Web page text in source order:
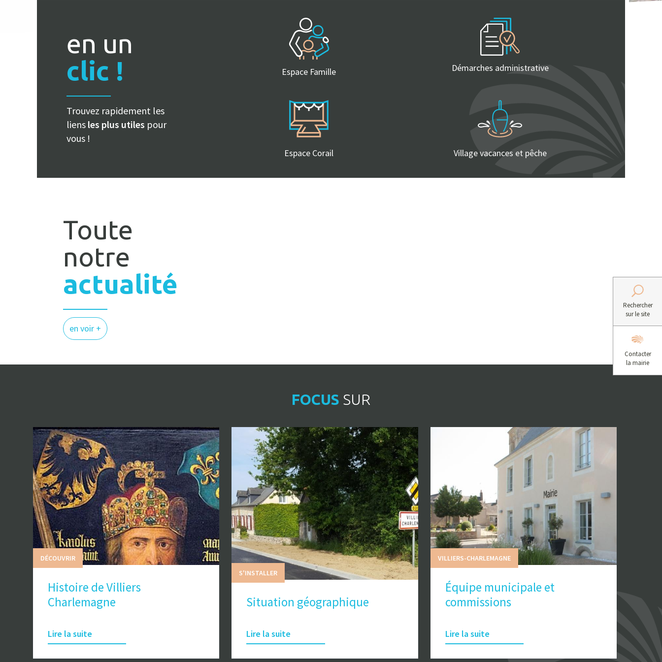
en un
clic !
Trouvez rapidement les
liens les plus utiles pour
vous !
Espace Famille Démarches administrative
Espace Corail Village vacances et pêche
Toute
notre
actualité
en voir +
FOCUS SUR
DÉCOUVRIR
Histoire de Villiers
Charlemagne
Lire la suite
S'INSTALLER
Situation géographique
Lire la suite
VILLIERS-CHARLEMAGNE
Équipe municipale et
commissions
Lire la suite
Rechercher
sur le site
Contacter
la mairie